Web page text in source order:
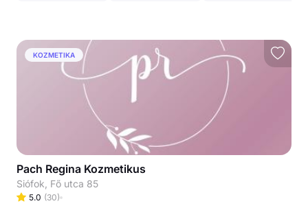
KOZMETIKA
Pach Regina Kozmetikus
Siófok, Fő utca 85
5.0 (30)